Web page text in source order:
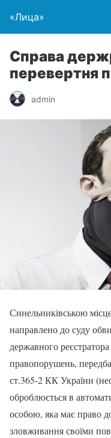
«Лица»
Справа
перевертня
admin
Синельниківською
направлено до суду
державного
правопорушень,
ст.365-2 КК України
оброблюється в
особою, яка має право
зловживання своїми